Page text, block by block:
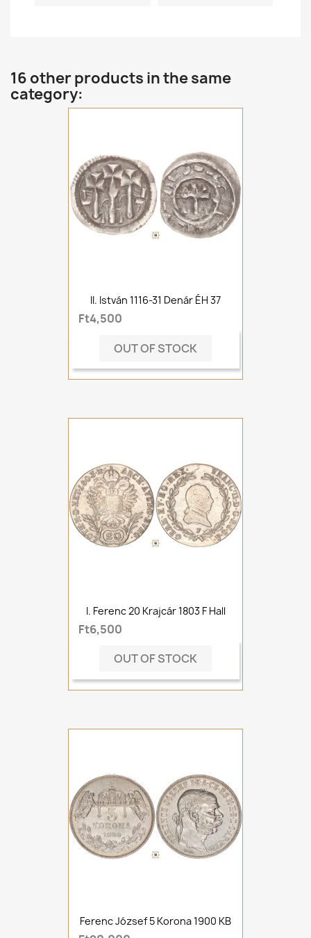
16 other products in the same
category:
II. István 1116-31 Denár ÉH 37
Ft4,500
OUT OF STOCK
I. Ferenc 20 Krajcár 1803 F Hall
Ft6,500
OUT OF STOCK
Ferenc József 5 Korona 1900 KB